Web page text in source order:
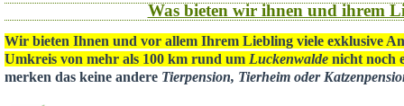
Was bieten wir ihnen und ihrem
Wir bieten Ihnen und vor allem Ihrem Liebling viele exklusive
Umkreis von mehr als 100 km rund um Luckenwalde nicht noch
merken das keine andere Tierpension, Tierheim oder